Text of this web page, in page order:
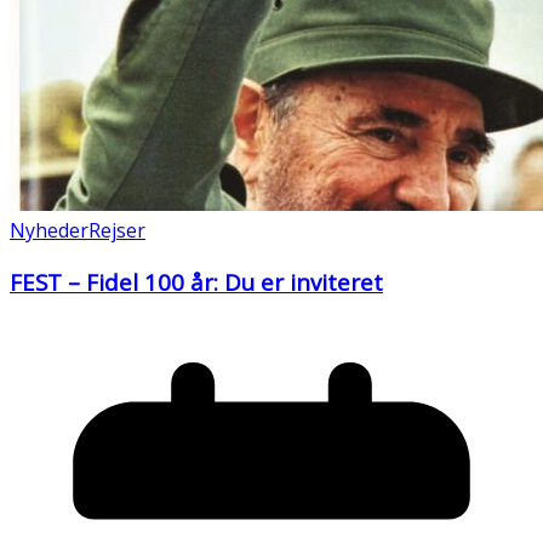
NyhederRejser
FEST – Fidel 100 år: Du er inviteret